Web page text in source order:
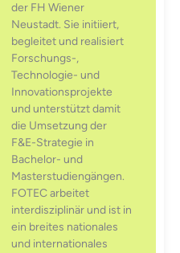
der FH Wiener
Neustadt. Sie initiiert,
begleitet und realisiert
Forschungs-,
Technologie- und
Innovationsprojekte
und unterstützt damit
die Umsetzung der
F&E-Strategie in
Bachelor- und
Masterstudiengängen.
FOTEC arbeitet
interdisziplinär und ist in
ein breites nationales
und internationales